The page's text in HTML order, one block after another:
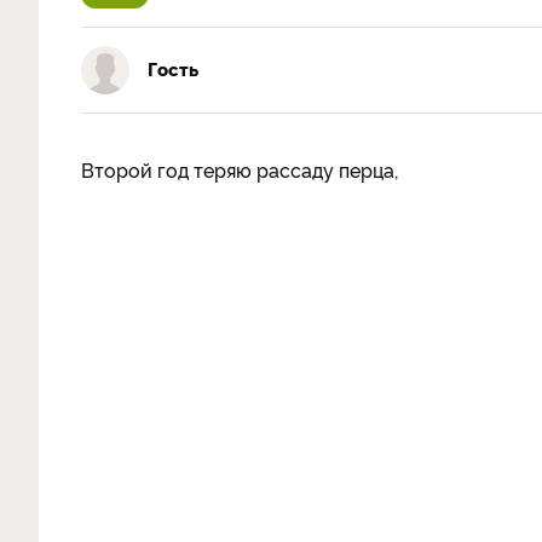
Гость
Второй год теряю рассаду перца,